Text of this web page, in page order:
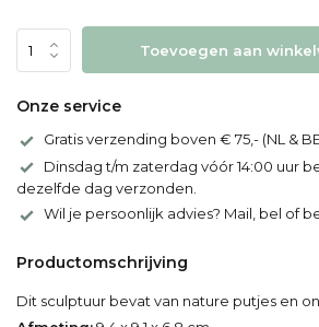
Toevoegen aan
Onze service
Gratis verzending boven € 75,- (NL &
Dinsdag t/m zaterdag vóór 14:00 uur
dezelfde dag verzonden.
Wil je persoonlijk advies? Mail, bel of
Productomschrijving
Dit sculptuur bevat van nature putjes en